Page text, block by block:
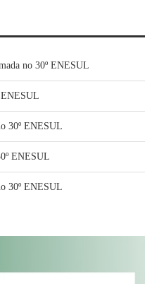
no 30º ENESUL
ENESUL
30º ENESUL
ENESUL
30º ENESUL